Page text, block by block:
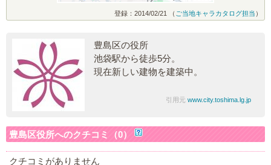
登録：2014/02/21 （ ご当地キャラカタログ担当 ）
豊島区の役所
池袋駅から徒歩5分。
現在新しい建物を建築中。
引用元 www.city.toshima.lg.jp
豊島区役所へのクチコミ（0）
クチコミがありません